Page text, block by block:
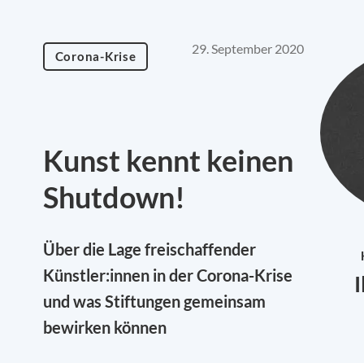
Corona-Krise 29. September 2020
Kunst kennt keinen
Shutdown!
Über die Lage freischaffender
Künstler:innen in der Corona-Krise
und was Stiftungen gemeinsam
bewirken können